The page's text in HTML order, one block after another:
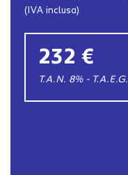
(IVA inclusa)
232 €
T.A.N. 8% - T.A.E.G.